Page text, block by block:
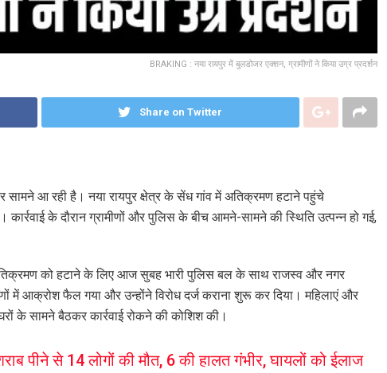
BRAKING : नया रायपुर में बुलडोजर एक्शन, ग्रामीणों ने किया उग्र प्रदर्शन
Share on Twitter
सामने आ रही है। नया रायपुर क्षेत्र के सेंध गांव में अतिक्रमण हटाने पहुंचे
के दौरान ग्रामीणों और पुलिस के बीच आमने-सामने की स्थिति उत्पन्न हो गई,
को हटाने के लिए आज सुबह भारी पुलिस बल के साथ राजस्व और नगर
में आक्रोश फैल गया और उन्होंने विरोध दर्ज कराना शुरू कर दिया। महिलाएं और
के सामने बैठकर कार्रवाई रोकने की कोशिश की।
पीने से 14 लोगों की मौत, 6 की हालत गंभीर, घायलों को ईलाज